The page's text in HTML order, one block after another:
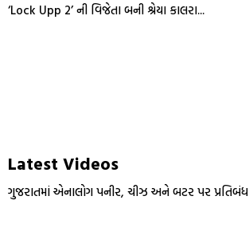
‘Lock Upp 2’ ની વિજેતા બની શ્રેયા કાલરા...
Latest Videos
ગુજરાતમાં એનાલોગ પનીર, ચીઝ અને બટર પર પ્રતિબંધ